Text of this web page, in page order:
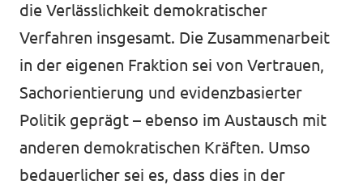
die Verlässlichkeit demokratischer
Verfahren insgesamt. Die Zusammenarbeit
in der eigenen Fraktion sei von Vertrauen,
Sachorientierung und evidenzbasierter
Politik geprägt – ebenso im Austausch mit
anderen demokratischen Kräften. Umso
bedauerlicher sei es, dass dies in der